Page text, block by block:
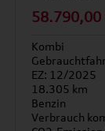
58.790,00
Kombi
EZ: 12/2025
18.305 km
Benzin
Verbrauch